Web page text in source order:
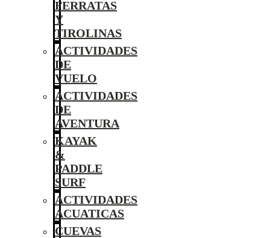
FERRATAS
Y
TIROLINAS
ACTIVIDADES
DE
VUELO
ACTIVIDADES
DE
AVENTURA
KAYAK
&
PADDLE
SURF
ACTIVIDADES
ACUATICAS
CUEVAS